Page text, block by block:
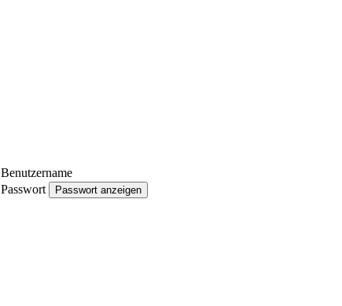
Benutzername
Passwort
Passwort anzeigen